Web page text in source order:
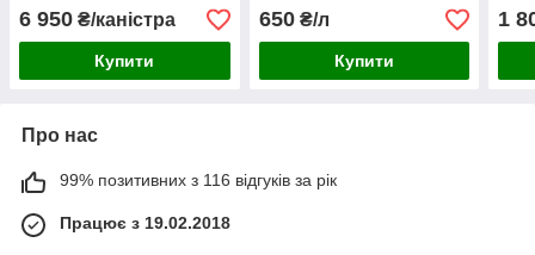
6 950 ₴/каністра
Купити
650₴/л
Купити
1
Про нас
99% позитивних з 116 відгуків за рік
Працює з 19.02.2018